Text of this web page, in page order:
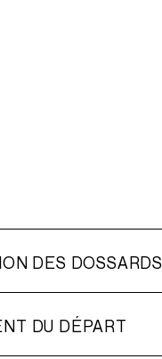
sur l’app officielle
sur le parcours
DES DOSSARDS
DU DÉPART